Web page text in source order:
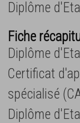
Diplôme
Fiche
Diplôme
Certificat
spécialisé
Diplôme